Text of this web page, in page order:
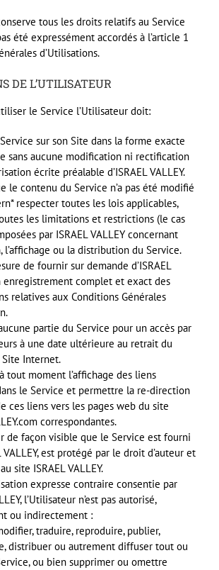
tous les droits relatifs au Service
été expressément accordés à l’article 1
d’Utilisations.
DE L’UTILISATEUR
le Service l’Utilisateur doit:
sur son Site dans la forme exacte
sans aucune modification ni rectification
écrite préalable d’ISRAELVALLEY.
le contenu du Service n’a pas été modifié
respecter toutes les lois applicables,
les limitations et restrictions (le cas
par ISRAEL VALLEY concernant
l’affichage ou la distribution du Service.
de fournir sur demande d’ISRAEL
enregistrement complet et exact des
relatives aux Conditions Générales
partie du Service pour un accès par
à une date ultérieure au retrait du
Internet.
tout moment l’affichage des liens
le Service et permettre la re-direction
ces liens vers les pages web du site
.com correspondantes.
de façon visible que le Service est fourni
VALLEY, est protégé par le droit d’auteur et
site ISRAEL VALLEY.
expresse contraire consentie par
, l’Utilisateur n’est pas autorisé,
ou indirectement :
traduire, reproduire, publier,
distribuer ou autrement diffuser tout ou
ou bien supprimer ou omettre